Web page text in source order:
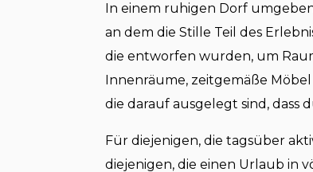
In einem ruhigen Dorf
an dem die Stille Teil des
die entworfen wurden, um
Innenräume, zeitgemäße
die darauf ausgelegt sind, dass
Für diejenigen, die tagsüber
diejenigen, die einen Urlaub in